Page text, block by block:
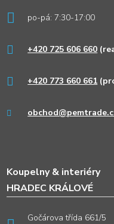
po-pá: 7:30-17:00
+420 725 606 660
+420 773 660 661
Koupelny & interiéry
HRADEC KRÁLOVÉ
Gočárova třída 661/5